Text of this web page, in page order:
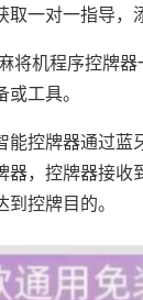
一对一指导，
将机程序控牌
工具。
能控牌器通过
，控牌器接
控牌目的。